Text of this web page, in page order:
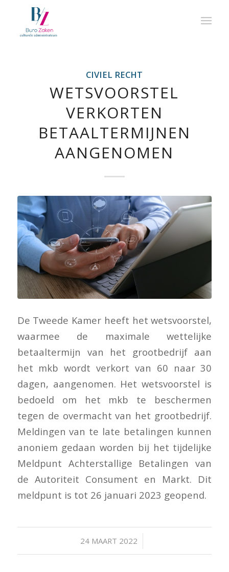
CIVIEL RECHT
WETSVOORSTEL
VERKORTEN
BETAALTERMIJNEN
AANGENOMEN
De Tweede Kamer heeft het wetsvoorstel,
waarmee de maximale wettelijke
betaaltermijn van het grootbedrijf aan
het mkb wordt verkort van 60 naar 30
dagen, aangenomen. Het wetsvoorstel is
bedoeld om het mkb te beschermen
tegen de overmacht van het grootbedrijf.
Meldingen van te late betalingen kunnen
anoniem gedaan worden bij het tijdelijke
Meldpunt Achterstallige Betalingen van
de Autoriteit Consument en Markt. Dit
meldpunt is tot 26 januari 2023 geopend.
24 MAART 2022
/